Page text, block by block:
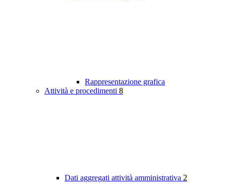
Rappresentazione grafica
Attività e procedimenti 8
Dati aggregati attività amministrativa 2